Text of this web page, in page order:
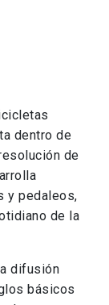
dentro de
de
y pedaleos,
de la
difusión
básicos